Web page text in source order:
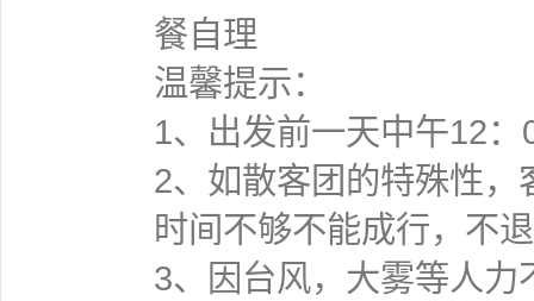
餐自理
温馨提示：
1、出发前一天中午12
2、如散客团的特殊性
时间不够不能成行
3、因台风，大雾等人